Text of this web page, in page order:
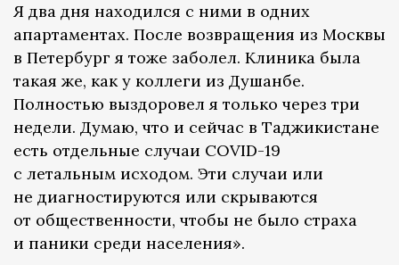
Я два дня находился с ними в одних
апартаментах. После возвращения из Москвы
в Петербург я тоже заболел. Клиника была
такая же, как у коллеги из Душанбе.
Полностью выздоровел я только через три
недели. Думаю, что и сейчас в Таджикистане
есть отдельные случаи COVID-19
с летальным исходом. Эти случаи или
не диагностируются или скрываются
от общественности, чтобы не было страха
и паники среди населения».